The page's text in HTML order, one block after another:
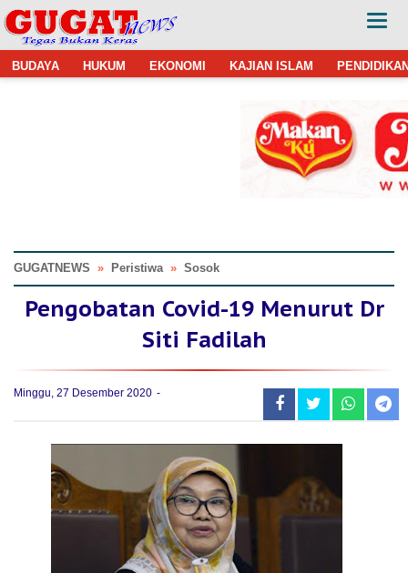
BUDAYA HUKUM EKONOMI KAJIAN ISLAM
GUGATNEWS » Peristiwa » Sosok
Pengobatan Covid-19 Menurut Dr
Siti Fadilah
Minggu, 27 Desember 2020